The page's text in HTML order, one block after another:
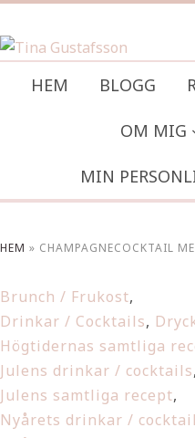
HEM BLOGG
OM MIG
MIN
HEM » CHAMPAGNECOCKTAIL
Brunch / Frukost,
Drinkar / Cocktails,
Högtidernas samtliga
Julens drinkar / cocktails,
Julens samtliga recept,
Nyårets drinkar /